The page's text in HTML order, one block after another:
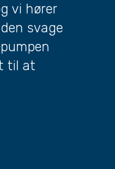
vi hører
svage
til at